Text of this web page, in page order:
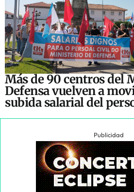
Más de 90 centros del
Defensa vuelven a
subida salarial del
Publicidad